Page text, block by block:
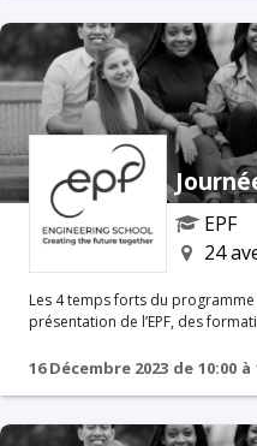
majeures, les associations, les
S’informer : préparez votre
informations pratiques
Visiter : parcourez les locaux
EPF
24
Les 4 temps forts du programme : Découvrir : assistez à
présentation de l’EPF, des
Montpellier et Saint-Nazaire),
procédure Parcoursup et du Concours Avenir.
les équipes pédagogiques et
majeures, les associations, les
16 Décembre 2023 de 10:00 à